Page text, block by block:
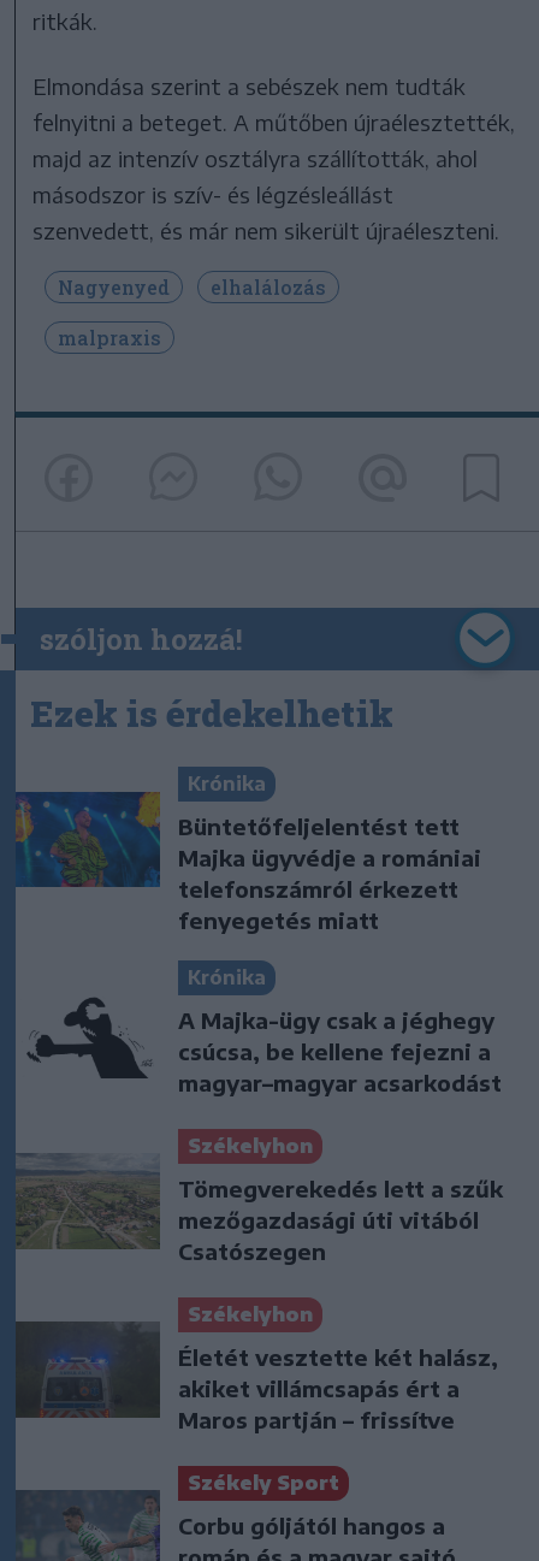
ritkák.
Elmondása szerint a sebészek nem tudták
felnyitni a beteget. A műtőben újraélesztették,
majd az intenzív osztályra szállították, ahol
másodszor is szív- és légzésleállást
szenvedett, és már nem sikerült újraéleszteni.
Nagyenyed
elhalálozás
malpraxis
szóljon hozzá!
Ezek is érdekelhetik
Krónika
Büntetőfeljelentést tett
Majka ügyvédje a romániai
telefonszámról érkezett
fenyegetés miatt
Krónika
A Majka-ügy csak a jéghegy
csúcsa, be kellene fejezni a
magyar–magyar acsarkodást
Székelyhon
Tömegverekedés lett a szűk
mezőgazdasági úti vitából
Csatószegen
Székelyhon
Életét vesztette két halász,
akiket villámcsapás ért a
Maros partján – frissítve
Székely Sport
Corbu góljától hangos a